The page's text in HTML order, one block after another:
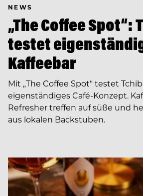
NEWS
„The Coffee Spot“:
testet
Kaffeebar
Mit „The Coffee Spot“ testet
eigenständiges Café-Konzept.
Refresher treffen auf süße und
aus lokalen Backstuben.